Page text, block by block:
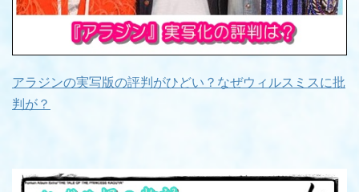
アラジンの実写版の評判がひどい？なぜウィルスミスに批
判が？